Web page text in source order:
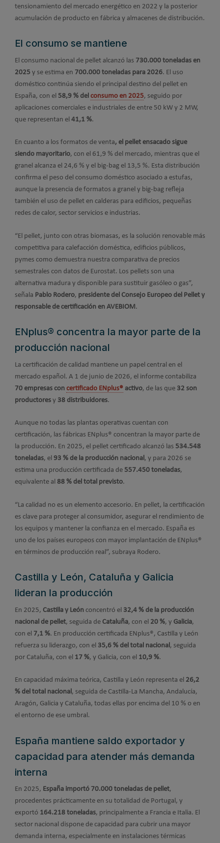
tensionamiento del mercado energético en 2022 y la posterior
acumulación de producto en fábrica y almacenes de distribución.
El consumo se mantiene
El consumo nacional de pellet alcanzó las 730.000 toneladas en
2025 y se estima en 700.000 toneladas para 2026. El uso
doméstico continúa siendo el principal destino del pellet en
España, con el 58,9 % del consumo en 2025, seguido por
aplicaciones comerciales e industriales de entre 50 kW y 2 MW,
que representan el 41,1 %.
En cuanto a los formatos de venta, el pellet ensacado sigue
siendo mayoritario, con el 61,9 % del mercado, mientras que el
granel alcanza el 24,6 % y el big-bag el 13,5 %. Esta distribución
confirma el peso del consumo doméstico asociado a estufas,
aunque la presencia de formatos a granel y big-bag refleja
también el uso de pellet en calderas para edificios, pequeñas
redes de calor, sector servicios e industrias.
“El pellet, junto con otras biomasas, es la solución renovable más
competitiva para calefacción doméstica, edificios públicos,
pymes como demuestra nuestra comparativa de precios
semestrales con datos de Eurostat. Los pellets son una
alternativa madura y disponible para sustituir gasóleo o gas”,
señala Pablo Rodero, presidente del Consejo Europeo del Pellet y
responsable de certificación en AVEBIOM .
ENplus® concentra la mayor parte de la
producción nacional
La certificación de calidad mantiene un papel central en el
mercado español. A 1 de junio de 2026, el informe contabiliza
70 empresas con certificado ENplus® activo, de las que 32 son
productores y 38 distribuidores.
Aunque no todas las plantas operativas cuentan con
certificación, las fábricas ENplus® concentran la mayor parte de
la producción. En 2025, el pellet certificado alcanzó las 534.548
toneladas, el 93 % de la producción nacional, y para 2026 se
estima una producción certificada de 557.450 toneladas,
equivalente al 88 % del total previsto.
“La calidad no es un elemento accesorio. En pellet, la certificación
es clave para proteger al consumidor, asegurar el rendimiento de
los equipos y mantener la confianza en el mercado. España es
uno de los países europeos con mayor implantación de ENplus®
en términos de producción real”, subraya Rodero.
Castilla y León, Cataluña y Galicia
lideran la producción
En 2025, Castilla y León concentró el 32,4 % de la producción
nacional de pellet, seguida de Cataluña, con el 20 %, y Galicia,
con el 7,1 %. En producción certificada ENplus®, Castilla y León
refuerza su liderazgo, con el 35,6 % del total nacional , seguida
por Cataluña, con el 17 %, y Galicia, con el 10,9 %.
En capacidad máxima teórica, Castilla y León representa el 26,2
% del total nacional, seguida de Castilla-La Mancha, Andalucía,
Aragón, Galicia y Cataluña, todas ellas por encima del 10 % o en
el entorno de ese umbral.
España mantiene saldo exportador y
capacidad para atender más demanda
interna
En 2025, España importó 70.000 toneladas de pellet,
procedentes prácticamente en su totalidad de Portugal, y
exportó 164.218 toneladas, principalmente a Francia e Italia. El
sector nacional dispone de capacidad para cubrir una mayor
demanda interna, especialmente en instalaciones térmicas